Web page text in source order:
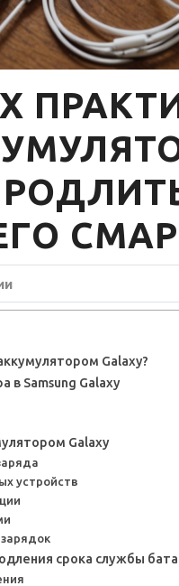
Galaxy?
в Samsung Galaxy
Galaxy
устройств
срока службы